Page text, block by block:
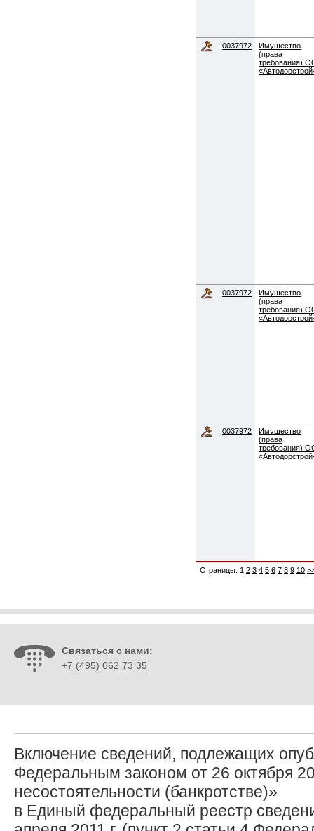
0037972
Имущество
(права
требования)
0037972
Имущество
(права
требования)
0037972
Имущество
(права
требования)
Страницы: 1 2 3 4 5 6 7 8 9 10
Связаться с нами:
+7 (495) 662 73 35
Включение сведений, подлежащих
Федеральным законом от 26 октября
несостоятельности (банкротстве)»
в Единый федеральный реестр